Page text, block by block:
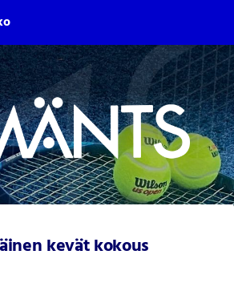
Mäntsälän Tennisseura Ry
kevät kokous